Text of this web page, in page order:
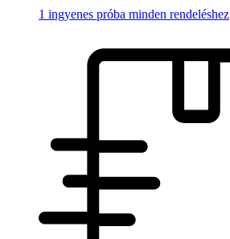
1 ingyenes próba minden rendeléshez